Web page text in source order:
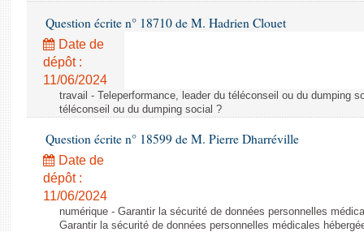
Question écrite n° 18710 de M. Hadrien Clouet
Date de
dépôt :
11/06/2024
travail - Teleperformance, leader du téléconseil ou du dumping
téléconseil ou du dumping social ?
Question écrite n° 18599 de M. Pierre Dharréville
Date de
dépôt :
11/06/2024
numérique - Garantir la sécurité de données personnelles
Garantir la sécurité de données personnelles médicales